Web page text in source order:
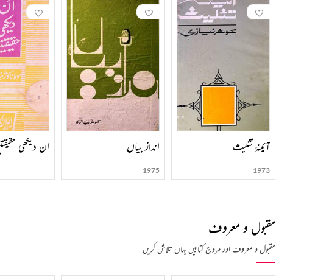
آئینۂ تثلیث
1973
انداز بیاں
1975
ان دیکھی
مقبول و معروف
مقبول و معروف اور مروج کتابیں یہاں تلاش کریں